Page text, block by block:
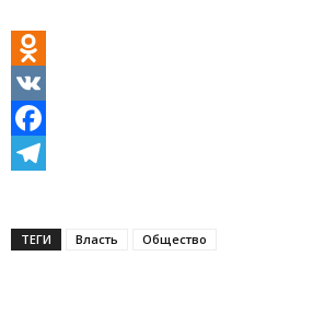
Odnoklassniki
VK
Facebook
ТЕГИ Власть Общество